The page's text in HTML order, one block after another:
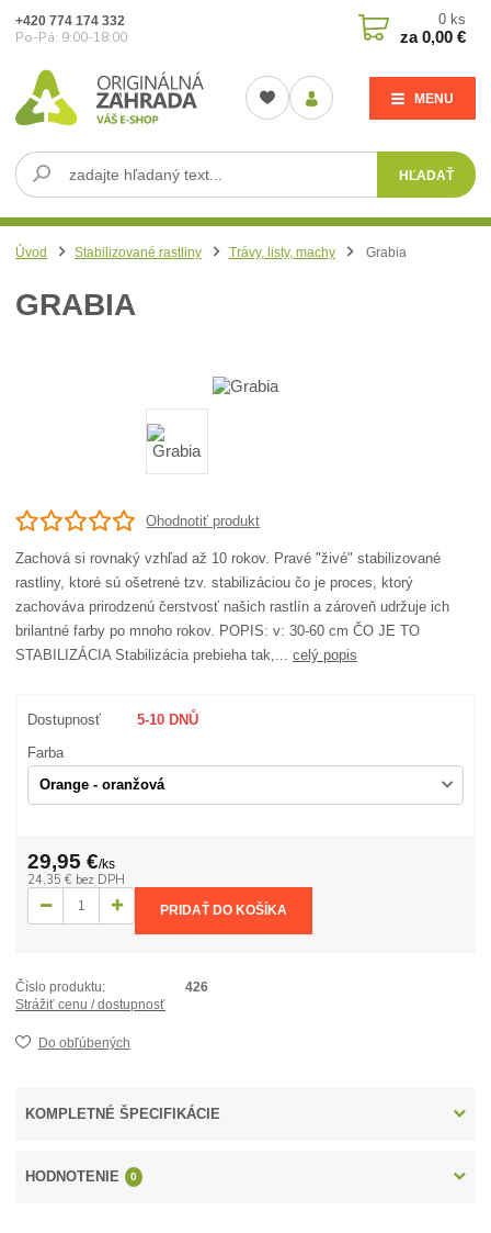
MENU
HĽADAŤ
+420 774 174 332
Po-Pá: 9:00-18:00
0 ks
za0,00 €
Úvod Stabilizované rastliny Trávy, listy, machy Grabia
GRABIA
Ohodnotiť produkt
Zachová si rovnaký vzhľad až 10 rokov. Pravé "živé" stabilizované
rastliny, ktoré sú ošetrené tzv. stabilizáciou čo je proces, ktorý
zachováva prirodzenú čerstvosť našich rastlín a zároveň udržuje ich
brilantné farby po mnoho rokov. POPIS: v: 30-60 cm ČO JE TO
STABILIZÁCIA Stabilizácia prebieha tak,...celý popis
Dostupnosť 5-10 DNŮ
Farba
29,95 €/ks
24,35 € bez DPH
PRIDAŤ DO KOŠÍKA
Číslo produktu:
426
Strážiť cenu / dostupnosť
Do obľúbených
KOMPLETNÉ ŠPECIFIKÁCIE
HODNOTENIE 0